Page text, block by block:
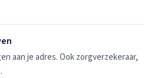
aan je adres. Ook zorgverzekeraar,